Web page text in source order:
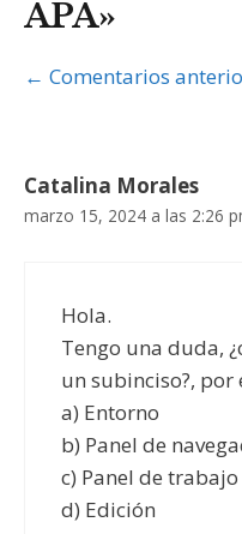
APA»
Navegación
← Comentarios
Catalina Morales
marzo 15, 2024 a las 2:26
Hola.
Tengo una duda,
un subinciso?, por
a) Entorno
b) Panel de
c) Panel de trabajo
d) Edición